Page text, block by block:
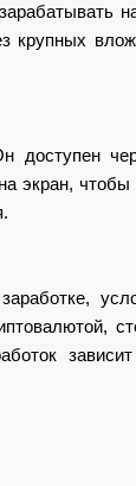
доступен
экран,